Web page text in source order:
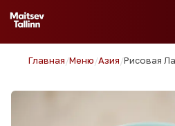
Главная/Меню/Азия/